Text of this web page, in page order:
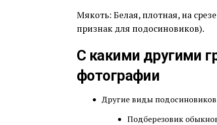
Мякоть: Белая, плотная, на
признак для подосиновиков).
С какими другими
фотографии
Другие виды
Подберезовик